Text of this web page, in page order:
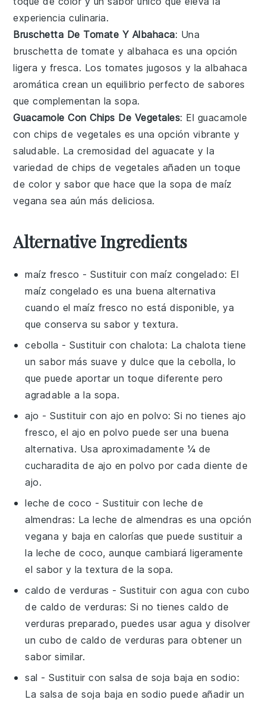
experiencia culinaria.
Bruschetta De Tomate Y Albahaca: Una
bruschetta de tomate y albahaca es una opción
ligera y fresca. Los tomates jugosos y laalbahaca
aromática crean un equilibrio perfecto de sabores
que complementan lasopa.
Guacamole Con Chips De Vegetales: El guacamole
con chips de vegetales es una opción vibrante y
saludable. La cremosidad del aguacate y la
variedad dechips de vegetales añaden un toque
de color y sabor que hace que la sopa de maíz
vegana sea aún más deliciosa.
Alternative Ingredients
maíz fresco - Sustituir conmaíz congelado: El
maíz congelado es una buena alternativa
cuando el maíz fresco no está disponible, ya
que conserva su sabor y textura.
cebolla - Sustituir conchalota: La chalota tiene
un sabor más suave y dulce que la cebolla, lo
que puede aportar un toque diferente pero
agradable a la sopa.
ajo - Sustituir conajo en polvo: Si no tienes ajo
fresco, el ajo en polvo puede ser una buena
alternativa. Usa aproximadamente ¼ de
cucharadita de ajo en polvo por cada diente de
ajo.
leche de coco - Sustituir conleche de
almendras: La leche de almendras es una opción
vegana y baja en calorías que puede sustituir a
la leche de coco, aunque cambiará ligeramente
el sabor y la textura de la sopa.
caldo de verduras - Sustituir conagua con cubo
de caldo de verduras: Si no tienes caldo de
verduras preparado, puedes usar agua y disolver
un cubo de caldo de verduras para obtener un
sabor similar.
sal - Sustituir consalsa de soja baja en sodio:
La salsa de soja baja en sodio puede añadir un